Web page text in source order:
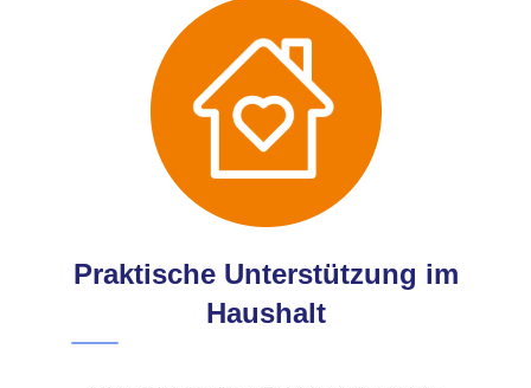
Praktische Unterstützung im
Haushalt